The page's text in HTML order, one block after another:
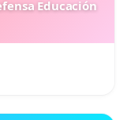
Educación